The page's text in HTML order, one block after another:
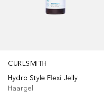
CURLSMITH
Hydro Style Flexi Jelly
Haargel